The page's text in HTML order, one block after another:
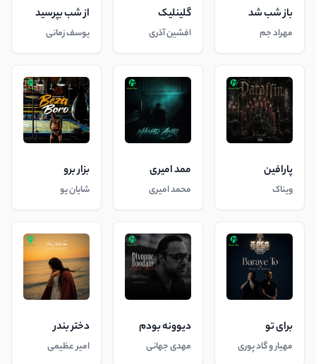
باز شب شد
مهراد جم
گلینلیک
افشین آذری
از شب بپرسید
یوسف زمانی
پارافین
ویناک
ممد امیری
محمد امیری
بزار برو
شایان یو
برای تو
مهیار و گاد پوری
دیوونه بودم
مهدی جهانی
دختر بندر
امیر عظیمی